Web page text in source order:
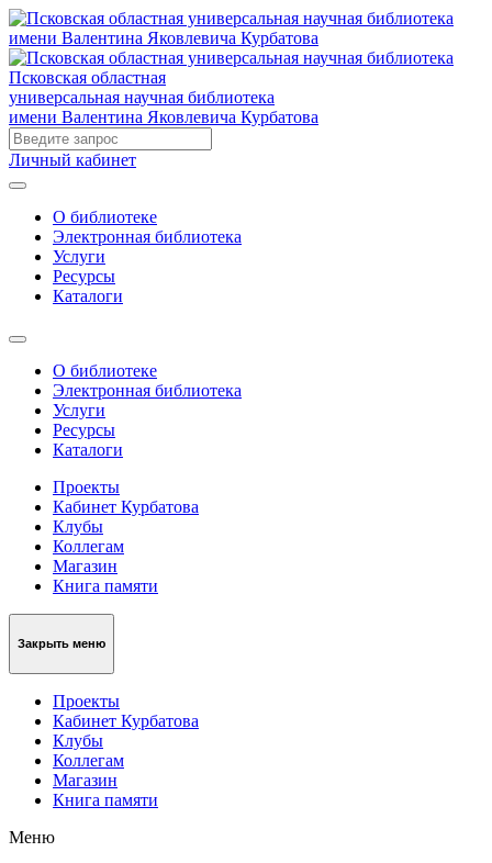
Псковская областная
универсальная научная библиотека
имени Валентина Яковлевича Курбатова
Личный кабинет
О библиотеке
Электронная библиотека
Услуги
Ресурсы
Каталоги
О библиотеке
Электронная библиотека
Услуги
Ресурсы
Каталоги
Проекты
Кабинет Курбатова
Клубы
Коллегам
Магазин
Книга памяти
Закрыть меню
Проекты
Кабинет Курбатова
Клубы
Коллегам
Магазин
Книга памяти
Меню